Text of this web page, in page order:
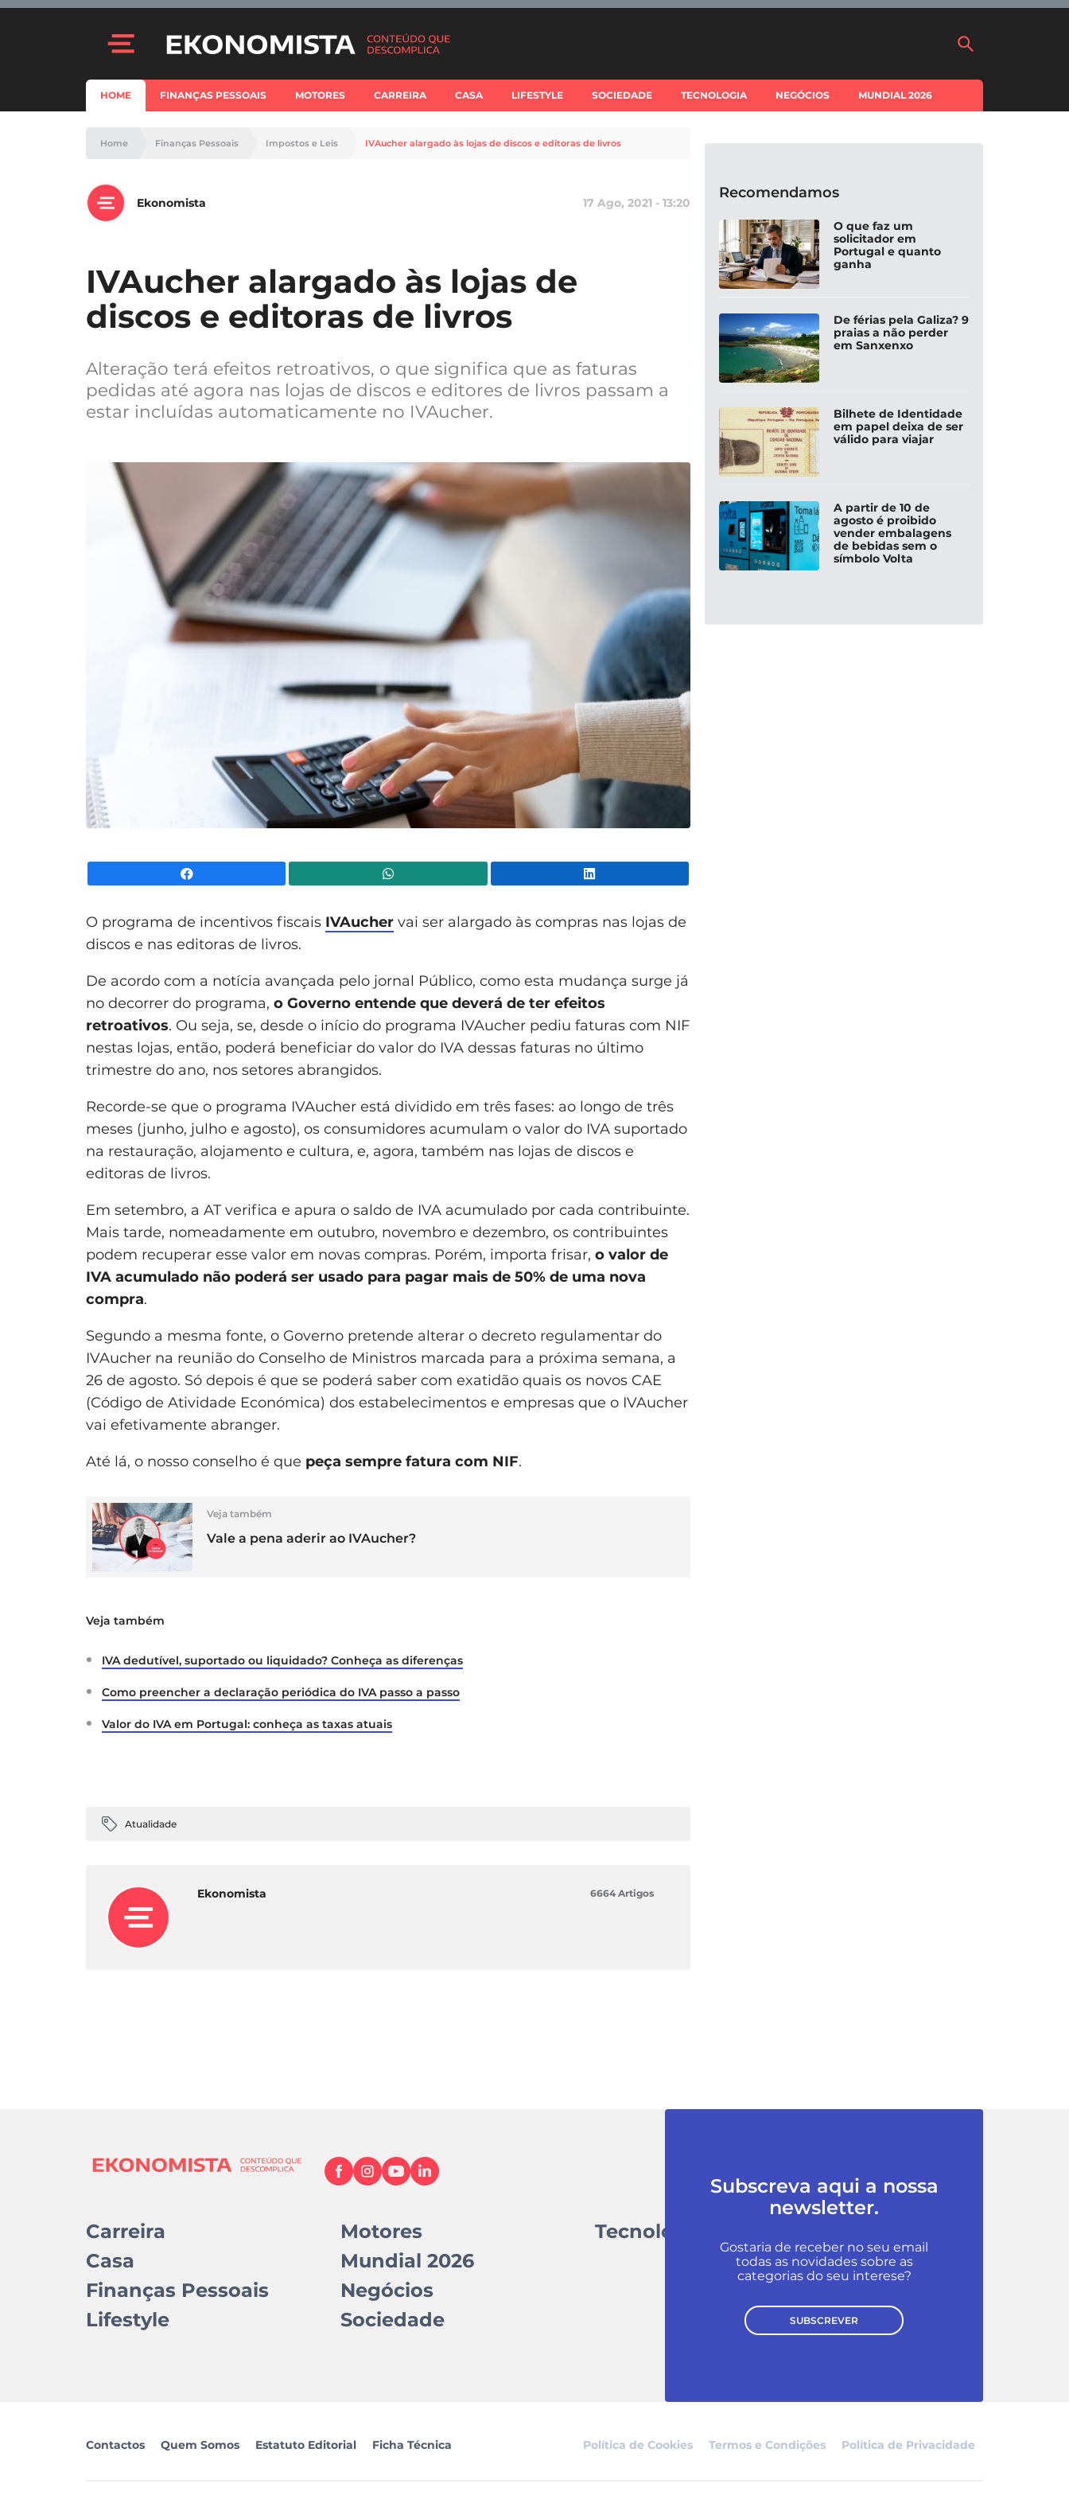
HOME FINANÇAS PESSOAIS MOTORES CARREIRA CASA LIFESTYLE SOCIEDADE TECNOLOGIA NEGÓCIOS MUNDIAL 2026
Home Finanças Pessoais Impostos e Leis IVAucher alargado às lojas de discos e editoras de livros
Ekonomista 17 Ago, 2021 - 13:20
IVAucher alargado às lojas de
discos e editoras de livros
Alteração terá efeitos retroativos, o que significa que as faturas
pedidas até agora nas lojas de discos e editores de livros passam a
estar incluídas automaticamente no IVAucher.
O programa de incentivos fiscais IVAucher vai ser alargado às compras nas lojas de
discos e nas editoras de livros.
De acordo com a notícia avançada pelo jornal Público, como esta mudança surge já
no decorrer do programa, o Governo entende que deverá de ter efeitos
retroativos. Ou seja, se, desde o início do programa IVAucher pediu faturas com NIF
nestas lojas, então, poderá beneficiar do valor do IVA dessas faturas no último
trimestre do ano, nos setores abrangidos.
Recorde-se que o programa IVAucher está dividido em três fases: ao longo de três
meses (junho, julho e agosto), os consumidores acumulam o valor do IVA suportado
na restauração, alojamento e cultura, e, agora, também nas lojas de discos e
editoras de livros.
Em setembro, a AT verifica e apura o saldo de IVA acumulado por cada contribuinte.
Mais tarde, nomeadamente em outubro, novembro e dezembro, os contribuintes
podem recuperar esse valor em novas compras. Porém, importa frisar, o valor de
IVA acumulado não poderá ser usado para pagar mais de 50% de uma nova
compra.
Segundo a mesma fonte, o Governo pretende alterar o decreto regulamentar do
IVAucher na reunião do Conselho de Ministros marcada para a próxima semana, a
26 de agosto. Só depois é que se poderá saber com exatidão quais os novos CAE
(Código de Atividade Económica) dos estabelecimentos e empresas que o IVAucher
vai efetivamente abranger.
Até lá, o nosso conselho é que peça sempre fatura com NIF.
Veja também
Vale a pena aderir ao IVAucher?
Veja também
IVA dedutível, suportado ou liquidado? Conheça as diferenças
Como preencher a declaração periódica do IVA passo a passo
Valor do IVA em Portugal: conheça as taxas atuais
Atualidade
Ekonomista 6664 Artigos
Recomendamos
O que faz um
solicitador em
Portugal e quanto
ganha
De férias pela Galiza? 9
praias a não perder
em Sanxenxo
Bilhete de Identidade
em papel deixa de ser
válido para viajar
A partir de 10 de
agosto é proibido
vender embalagens
de bebidas sem o
símbolo Volta
Carreira
Casa
Finanças Pessoais
Lifestyle
Motores
Mundial 2026
Negócios
Sociedade
Tecnologia
Subscreva aqui a nossa
newsletter.
Gostaria de receber no seu email
todas as novidades sobre as
categorias do seu interese?
SUBSCREVER
Contactos Quem Somos Estatuto Editorial Ficha Técnica Política de Cookies Termos e Condições Política de Privacidade